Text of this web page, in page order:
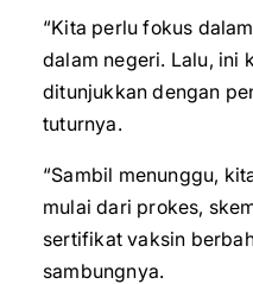
“Kita perlu fokus
dalam negeri. Lalu, ini
ditunjukkan dengan
tuturnya.
“Sambil menunggu,
mulai dari prokes,
sertifikat vaksin
sambungnya.